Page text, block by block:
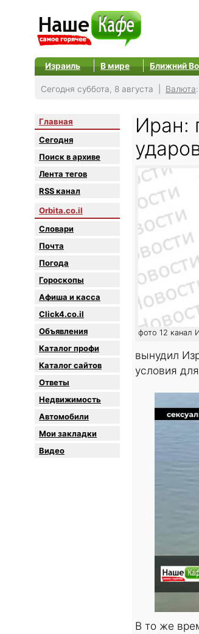
Израиль В мире Ближний
Сегодня суббота, 8 августа | Валюта:
Главная
Сегодня
Поиск в архиве
Лента тегов
RSS канал
Orbita.co.il
Словари
Почта
Погода
Гороскопы
Афиша и касса
Click4.co.il
Объявления
Каталог профи
Каталог сайтов
Oтветы
Недвижимость
Автомобили
Мои закладки
Видео
Иран:
фото 12 канал
вынудил
условия
В то же